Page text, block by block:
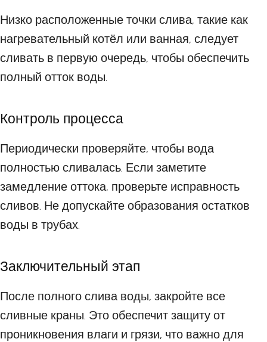
Низко расположенные точки слива, такие как
нагревательный котёл или ванная, следует
сливать в первую очередь, чтобы обеспечить
полный отток воды.
Контроль процесса
Периодически проверяйте, чтобы вода
полностью сливалась. Если заметите
замедление оттока, проверьте исправность
сливов. Не допускайте образования остатков
воды в трубах.
Заключительный этап
После полного слива воды, закройте все
сливные краны. Это обеспечит защиту от
проникновения влаги и грязи, что важно для